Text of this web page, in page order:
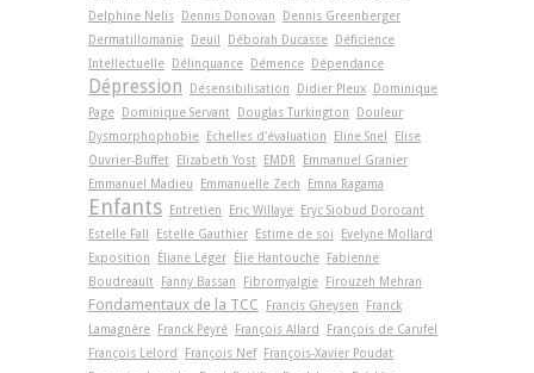
Delphine Nelis Dennis Donovan
Dennis Greenberger
Dermatillomanie Deuil Déborah Ducasse Déficience
Intellectuelle Délinquance Démence Dépendance
Dépression Désensibilisation Didier Pleux Dominique
Page Dominique Servant Douglas Turkington
Douleur
Dysmorphophobie Echelles d'évaluation Eline Snel
Elise
Ouvrier-Buffet Elizabeth Yost EMDR
Emmanuel Granier
Emmanuel Madieu
Emmanuelle Zech Emna Ragama
Enfants Entretien Eric Willaye Eryc Siobud Dorocant
Estelle Fall
Estelle Gauthier Estime de soi
Evelyne Mollard
Exposition
Éliane Léger Élie Hantouche Fabienne
Boudreault Fanny Bassan Fibromyalgie Firouzeh Mehran
Fondamentaux de la TCC Francis Gheysen
Franck
Lamagnère Franck Peyré François Allard
François de Carufel
François Lelord
François Nef François-Xavier Poudat